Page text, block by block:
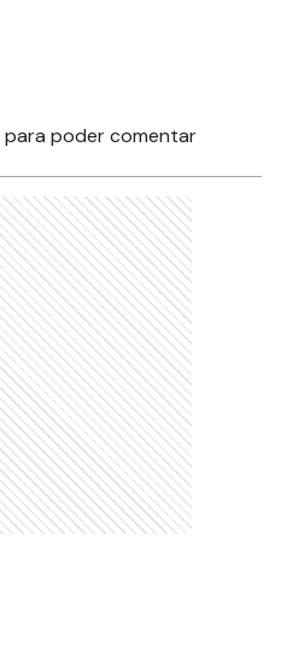
para poder comentar